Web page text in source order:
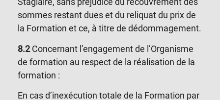
sommes restant dues et du reliquat du prix de
la Formation et ce, à titre de dédommagement.
8.2Concernant l’engagement de l’Organisme
de formation au respect de la réalisation de la
formation :
En cas d’inexécution totale de la Formation par